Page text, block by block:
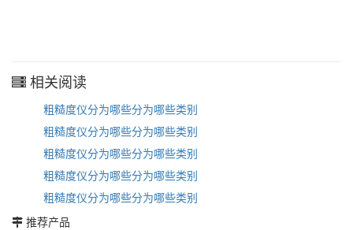
相关阅读
粗糙度仪分为哪些分为哪些类别
粗糙度仪分为哪些分为哪些类别
粗糙度仪分为哪些分为哪些类别
粗糙度仪分为哪些分为哪些类别
粗糙度仪分为哪些分为哪些类别
推荐产品